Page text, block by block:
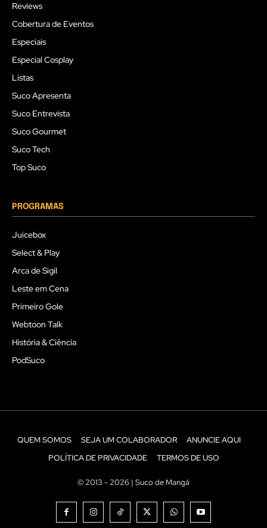
Reviews
Cobertura de Eventos
Especiais
Especial Cosplay
Listas
Suco Apresenta
Suco Entrevista
Suco Gourmet
Suco Tech
Top Suco
PROGRAMAS
Juicebox
Select & Play
Arca de Sigil
Leste em Cena
Primeiro Gole
Webtoon Talk
História & Ciência
PodSuco
QUEM SOMOS SEJA UM COLABORADOR
ANUNCIE AQUI
POLÍTICA DE PRIVACIDADE
TERMOS DE USO
© 2013 - 2026 | Suco de Mangá